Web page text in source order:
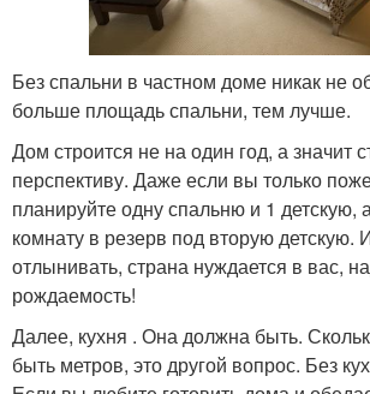
Без спальни в частном доме никак не
больше площадь спальни, тем лучше.
Дом строится не на один год, а значит
перспективу. Даже если вы только
планируйте одну спальню и 1 детскую,
комнату в резерв под вторую детскую.
отлынивать, страна нуждается в вас,
рождаемость!
Далее, кухня . Она должна быть.
быть метров, это другой вопрос. Без